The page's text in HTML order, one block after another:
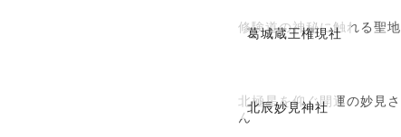
葛城蔵王権現社
修験道の神秘に触れる聖地
北辰妙見神社
北極星を仰ぐ開運の妙見さ
ん